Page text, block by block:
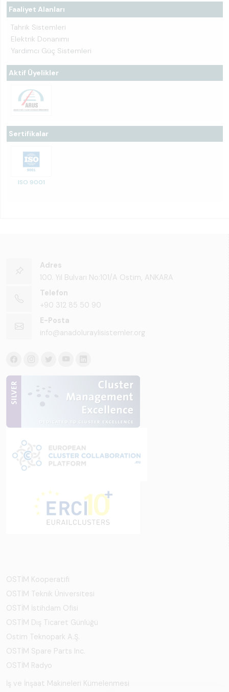
Faaliyet Alanları
Tahrik Sistemleri
Elektrik Donanımı
Yardımcı Güç Sistemleri
Aktif Üyelikler
Sertifikalar
ISO 9001
Adres
100. Yıl Bulvarı No:101/A Ostim, ANKARA
Telefon
+90 312 85 50 90
E-Posta
info@anadoluraylisistemler.org
OSTİM Kooperatifi
OSTİM Teknik Üniversitesi
OSTİM İstihdam Ofisi
OSTİM Dış Ticaret Günlüğü
Ostim Teknopark A.Ş.
OSTİM Spare Parts Inc.
OSTİM Radyo
İş ve İnşaat Makineleri Kümelenmesi